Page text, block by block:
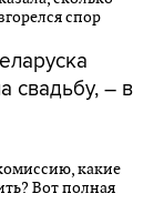
свадьбу, – в